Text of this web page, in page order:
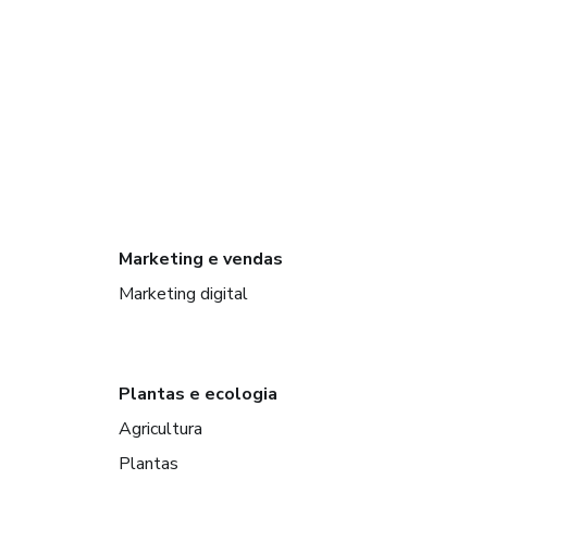
Marketing e vendas
Marketing digital
Plantas e ecologia
Agricultura
Plantas